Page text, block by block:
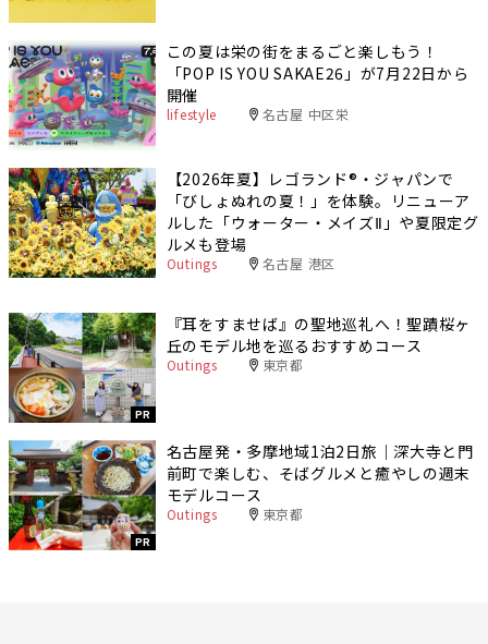
この夏は栄の街をまるごと楽しもう！
「POP IS YOU SAKAE26」が7月22日から
開催
lifestyle 名古屋 中区栄
【2026年夏】レゴランド®・ジャパンで
「びしょぬれの夏！」を体験。リニューア
ルした「ウォーター・メイズⅡ」や夏限定グ
ルメも登場
Outings 名古屋 港区
PR
『耳をすませば』の聖地巡礼へ！聖蹟桜ヶ
丘のモデル地を巡るおすすめコース
Outings 東京都
PR
名古屋発・多摩地域1泊2日旅｜深大寺と門
前町で楽しむ、そばグルメと癒やしの週末
モデルコース
Outings 東京都